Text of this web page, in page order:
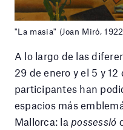
"La masia" (Joan Miró,
A lo largo de las
29 de enero y el 5 y
participantes han
espacios más
Mallorca: la possessió